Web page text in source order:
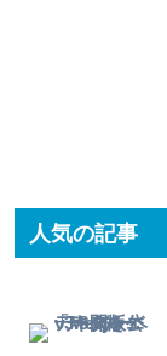
人気の記事